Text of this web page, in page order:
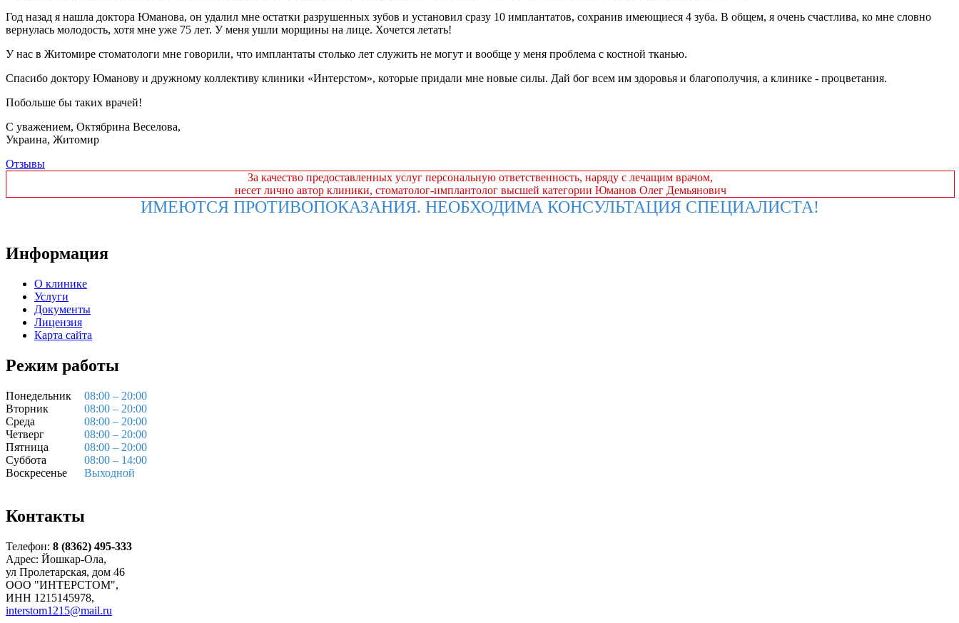
Год назад я нашла доктора Юманова, он удалил мне остатки разрушенных зубов и установил сразу 10 имплантатов, сохранив имеющиеся 4 зуба. В общем, я очень счастлива, ко мне словно
вернулась молодость, хотя мне уже 75 лет. У меня ушли морщины на лице. Хочется летать!
У нас в Житомире стоматологи мне говорили, что имплантаты столько лет служить не могут и вообще у меня проблема с костной тканью.
Спасибо доктору Юманову и дружному коллективу клиники «Интерстом», которые придали мне новые силы. Дай бог всем им здоровья и благополучия, а клинике - процветания.
Побольше бы таких врачей!
С уважением, Октябрина Веселова,
Украина, Житомир
Отзывы
За качество предоставленных услуг персональную ответственность, наряду с лечащим врачом,
несет лично автор клиники, стоматолог-имплантолог высшей категории Юманов Олег Демьянович
ИМЕЮТСЯ ПРОТИВОПОКАЗАНИЯ. НЕОБХОДИМА КОНСУЛЬТАЦИЯ СПЕЦИАЛИСТА!
Информация
О клинике
Услуги
Документы
Лицензия
Карта сайта
Режим работы
Понедельник
Вторник
Среда
Четверг
Пятница
Суббота
Воскресенье
08:00 – 20:00
08:00 – 20:00
08:00 – 20:00
08:00 – 20:00
08:00 – 20:00
08:00 – 14:00
Выходной
Контакты
Телефон: 8 (8362) 495-333
Адрес: Йошкар-Ола,
ул Пролетарская, дом 46
ООО "ИНТЕРСТОМ",
ИНН 1215145978,
interstom1215@mail.ru